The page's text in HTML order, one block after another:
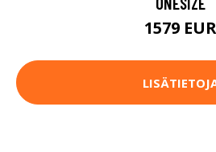
1579 EUR